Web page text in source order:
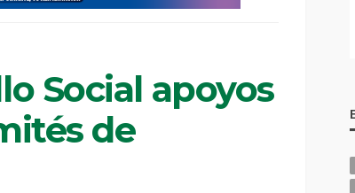
Social apoyos
de